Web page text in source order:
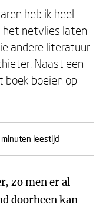
heb ik heel
het netvlies laten
andere literatuur
Naast een
boeien op
minuten leestijd
zo men er al
doorheen kan